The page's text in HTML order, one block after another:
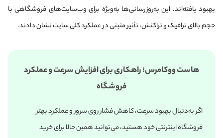
بهبود یافته‌اند. این به‌روزرسانی‌ها به‌ویژه برای وب‌سایت‌های فروشگاهی با
حجم بالای ترافیک و تراکنش، تأثیر مثبتی در عملکرد کلی سایت نشان دادند.​
هاست ووکامرس؛ راهکاری برای افزایش سرعت و عملکرد
فروشگاه
اگر به‌دنبال بهبود سرعت، کاهش فشار روی سرور و عملکرد بهتر
فروشگاه اینترنتی خود هستید، می‌توانید همین حالا برای خرید